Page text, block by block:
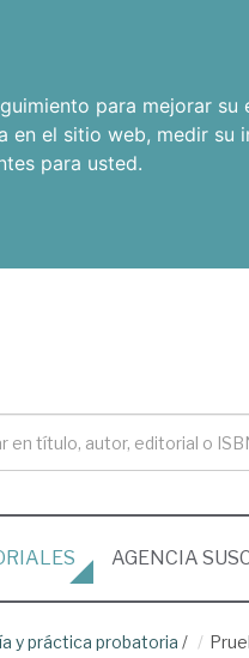
para mejorar su
en el sitio web, medir su
para usted.
AGENCIA
y práctica probatoria /